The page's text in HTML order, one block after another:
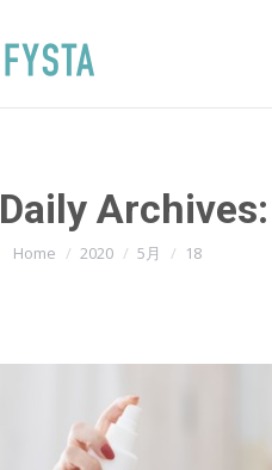
Daily Archives:
You are here:
Home 2020 5月 18